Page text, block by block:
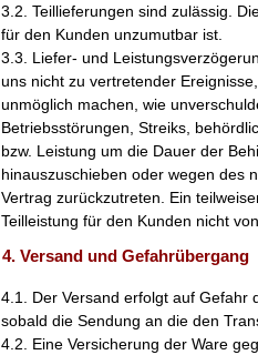
3.2. Teillieferungen sind zulässig.
für den Kunden unzumutbar ist.
3.3. Liefer- und
uns nicht zu vertretender
unmöglich machen, wie
Betriebsstörungen, Streiks,
bzw. Leistung um die Dauer der
hinauszuschieben oder wegen des
Vertrag zurückzutreten. Ein
Teilleistung für den Kunden nicht
4. Versand und Gefahrübergang
4.1. Der Versand erfolgt auf Gefahr
sobald die Sendung an die den
4.2. Eine Versicherung der Ware